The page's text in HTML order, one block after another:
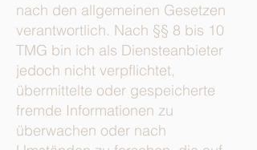
nach den allgemeinen Gesetzen
verantwortlich. Nach §§ 8 bis 10
TMG bin ich als Diensteanbieter
jedoch nicht verpflichtet,
übermittelte oder gespeicherte
fremde Informationen zu
überwachen oder nach